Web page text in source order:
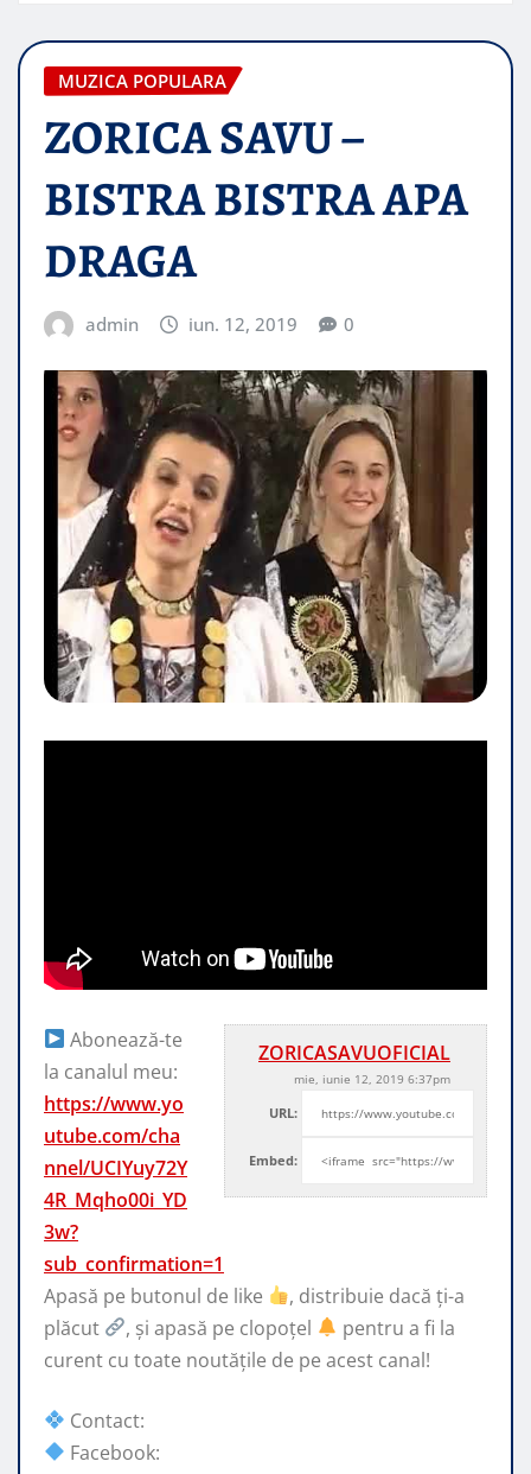
MUZICA POPULARA
ZORICA SAVU –
BISTRA BISTRA APA
DRAGA
admin iun. 12, 2019 0
ZORICASAVUOFICIAL
mie, iunie 12, 2019 6:37pm
URL:
Embed:
Abonează-te
la canalul meu:
https://www.yo
utube.com/cha
nnel/UCIYuy72Y
4R_Mqho00i_YD
3w?
sub_confirmation=1
Apasă pe butonul de like
, distribuie dacă ți-a
plăcut
, șiapasă pe clopoțel
pentru a fi la
curent cu toate noutățile de pe acest canal!
Contact:
Facebook: